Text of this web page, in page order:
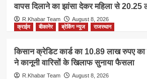
वापस दिलाने का झांसा देकर महिला से 20.25
R.Khabar Team
August 8, 2026
क्राईम
बीकानेर ब्रेकिंग न्यूज राजस्थान
किसान क्रेडिट कार्ड का 10.89 लाख रुपए का
ने कानूनी वारिसों के खिलाफ सुनाया फैसला
R.Khabar Team August 8, 2026